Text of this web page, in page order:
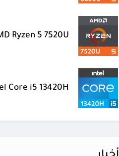
Ryzen 5 7520U
Core i5 13420H